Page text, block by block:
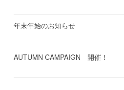
年末年始のお知らせ
AUTUMN CAMPAIGN 開催！